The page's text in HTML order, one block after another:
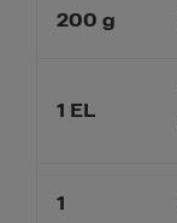
200 g
1 EL
1